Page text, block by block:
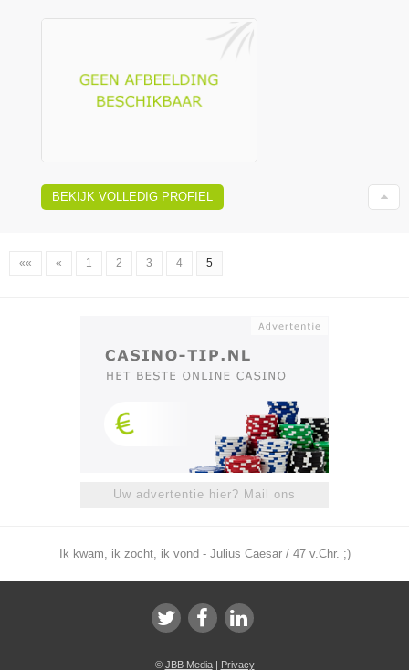
BEKIJK VOLLEDIG PROFIEL
«« « 1 2 3 4 5
Uw advertentie hier? Mail ons
Ik kwam, ik zocht, ik vond - Julius Caesar / 47 v.Chr. ;)
© JBB Media| Privacy